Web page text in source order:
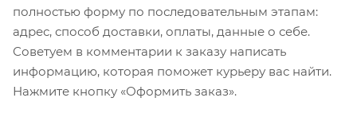
полностью форму по последовательным этапам:
адрес, способ доставки, оплаты, данные о себе.
Советуем в комментарии к заказу написать
информацию, которая поможет курьеру вас найти.
Нажмите кнопку «Оформить заказ».